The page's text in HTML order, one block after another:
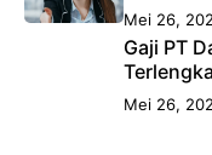
Mei 26,
Gaji PT
Mei 26,